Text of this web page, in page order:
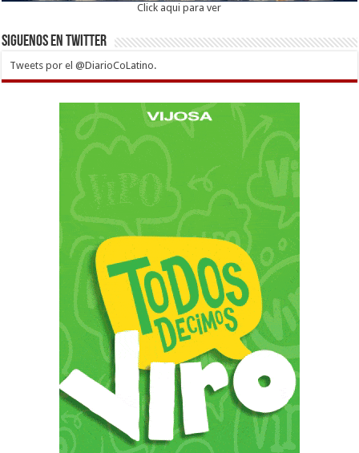
Click aqui para ver
Siguenos en twitter
Tweets por el @DiarioCoLatino.